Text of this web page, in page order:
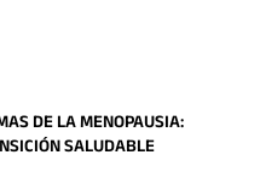
DE LA MENOPAUSIA:
SALUDABLE